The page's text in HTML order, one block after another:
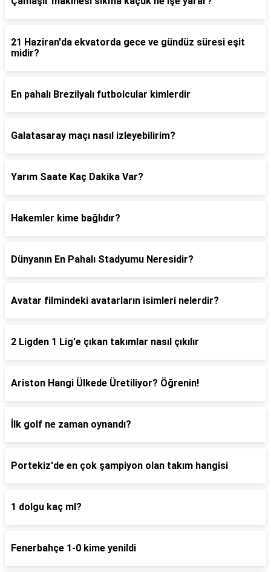
21 Haziran'da ekvatorda gece ve gündüz süresi eşit
midir?
En pahalı Brezilyalı futbolcular kimlerdir
Galatasaray maçı nasıl izleyebilirim?
Yarım Saate Kaç Dakika Var?
Hakemler kime bağlıdır?
Dünyanın En Pahalı Stadyumu Neresidir?
Avatar filmindeki avatarların isimleri nelerdir?
2 Ligden 1 Lig'e çıkan takımlar nasıl çıkılır
Ariston Hangi Ülkede Üretiliyor? Öğrenin!
İlk golf ne zaman oynandı?
Portekiz'de en çok şampiyon olan takım hangisi
1 dolgu kaç ml?
Fenerbahçe 1-0 kime yenildi